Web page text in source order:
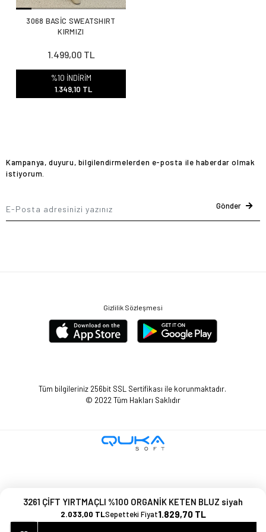
3261 ÇİFT YIRTMAÇLI %100 ORGANİK KETEN BLUZ siyah
2.033,00 TLSepetteki Fiyat1.829,70 TL
3068 BASİC SWEATSHIRT
KIRMIZI
1.499,00 TL
%10 İNDİRİM
1.349,10 TL
Kampanya, duyuru, bilgilendirmelerden e-posta ile haberdar olmak
istiyorum.
Gönder
Gizlilik Sözleşmesi
Tüm bilgileriniz 256bit SSL Sertifikası ile korunmaktadır.
© 2022 Tüm Hakları Saklıdır